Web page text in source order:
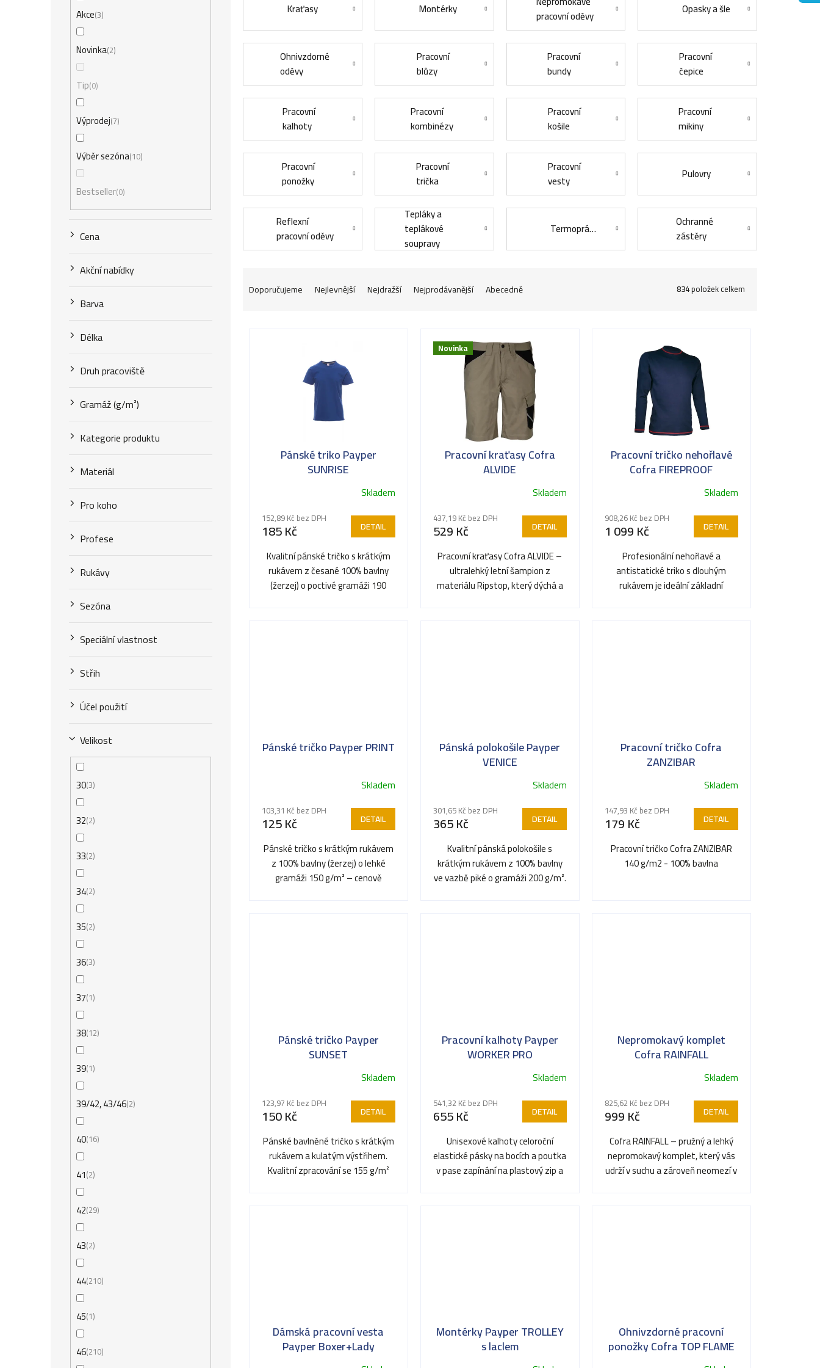
Akce 3
Novinka 2
Tip 0
Výprodej 7
Výběr sezóna 10
Bestseller 0
Cena
Akční nabídky
Barva
Délka
Druh pracoviště
Gramáž (g/m²)
Kategorie produktu
Materiál
Pro koho
Profese
Rukávy
Sezóna
Speciální vlastnost
Střih
Účel použití
Velikost
303
32 2
33 2
34 2
35 2
363
37 1
38 12
39 1
39/42, 43/46 2
40 16
41 2
42 29
43 2
44 210
45 1
46 210
Kraťasy Montérky
pracovní oděvy
Opasky a šle
Ohnivzdorné
oděvy
Pracovní
blůzy
Pracovní
bundy
Pracovní
čepice
Pracovní
kalhoty
Pracovní
kombinézy
Pracovní
košile
Pracovní
mikiny
Pracovní
ponožky
Pracovní
trička
Pracovní
vesty
Pulovry
Reflexní
pracovní oděvy
Tepláky a
teplákové
soupravy
Termoprádlo
Ochranné
zástěry
Doporučujeme Nejlevnější Nejdražší Nejprodávanější Abecedně 834položek celkem
Pánské triko Payper
SUNRISE
hodnocení
produktu
je
5,0
Skladem
152,89 Kč bez DPH
185 Kč DETAIL
Kvalitní pánské tričko s krátkým
rukávem z česané 100% bavlny
(žerzej) o poctivé gramáži 190
Novinka
Pracovní kraťasy Cofra
ALVIDE
Skladem
437,19 Kč bez DPH
529 Kč DETAIL
Pracovní kraťasy Cofra ALVIDE –
ultralehký letní šampion z
materiálu Ripstop, který dýchá a
Pracovní tričko nehořlavé
Cofra FIREPROOF
Skladem
908,26 Kč bez DPH
1 099 Kč DETAIL
Profesionální nehořlavé a
antistatické triko s dlouhým
rukávem je ideální základní
Pánské tričko Payper PRINT
Skladem
103,31 Kč bez DPH
125 Kč DETAIL
Pánské tričko s krátkým rukávem
z 100% bavlny (žerzej) o lehké
gramáži 150 g/m² – cenově
Pánská polokošile Payper
VENICE
hodnocení
produktu
je
5
Skladem
301,65 Kč bez DPH
365 Kč DETAIL
Kvalitní pánská polokošile s
krátkým rukávem z 100% bavlny
ve vazbě piké o gramáži 200 g/m².
Pracovní tričko Cofra
ZANZIBAR
Skladem
147,93 Kč bez DPH
179 Kč DETAIL
Pracovní tričko Cofra ZANZIBAR
140 g/m2 - 100% bavlna
Pánské tričko Payper
SUNSET
Skladem
123,97 Kč bez DPH
150 Kč DETAIL
Pánské bavlněné tričko s krátkým
rukávem a kulatým výstřihem.
Kvalitní zpracování se 155 g/m²
Pracovní kalhoty Payper
WORKER PRO
Skladem
541,32 Kč bez DPH
655 Kč DETAIL
Unisexové kalhoty celoroční
elastické pásky na bocích a poutka
v pase zapínání na plastový zip a
Nepromokavý komplet
Cofra RAINFALL
Skladem
825,62 Kč bez DPH
999 Kč DETAIL
Cofra RAINFALL – pružný a lehký
nepromokavý komplet, který vás
udrží v suchu a zároveň neomezí v
Dámská pracovní vesta
Payper Boxer+Lady
Montérky Payper TROLLEY
s laclem
Ohnivzdorné pracovní
ponožky Cofra TOP FLAME